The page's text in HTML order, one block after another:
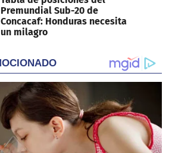
Premundial Sub-20 de
Concacaf: Honduras necesita
un milagro